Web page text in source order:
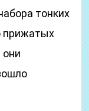
тонких
прижатых
они